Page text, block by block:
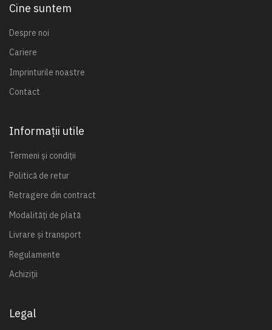
Cine suntem
Despre noi
Cariere
Imprinturile noastre
Contact
Informații utile
Termeni și condiții
Politică de retur
Retragere din contract
Modalități de plată
Livrare și transport
Regulamente
Achiziții
Legal